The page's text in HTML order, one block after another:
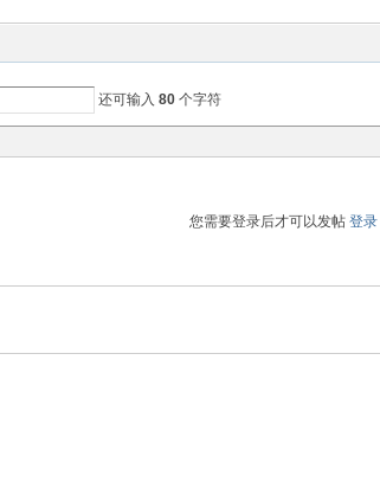
还可输入 80 个字符
您需要登录后才可以发帖 登录